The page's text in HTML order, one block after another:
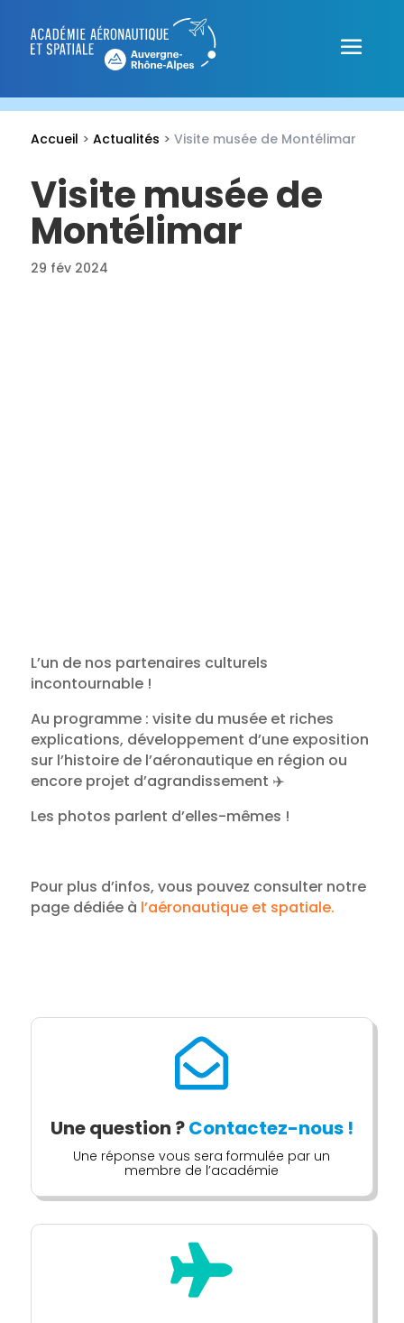
Accueil > Actualités > Visite musée de Montélimar
Visite musée de
Montélimar
29 fév 2024
L’un de nos partenaires culturels
incontournable !
Au programme : visite du musée et riches
explications, développement d’une exposition
sur l’histoire de l’aéronautique en région ou
encore projet d’agrandissement ✈️
Les photos parlent d’elles-mêmes !
Pour plus d’infos, vous pouvez consulter notre
page dédiée à l’aéronautique et spatiale.

Une question ?Contactez-nous !
Une réponse vous sera formulée par un
membre de l’académie
